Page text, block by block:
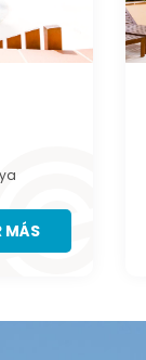
MÁS